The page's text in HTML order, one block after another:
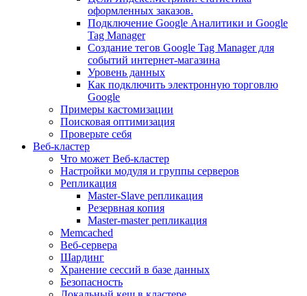
оформленных заказов.
Подключение Google Аналитики и Google
Tag Manager
Создание тегов Google Tag Manager для
событий интернет-магазина
Уровень данных
Как подключить электронную торговлю
Google
Примеры кастомизации
Поисковая оптимизация
Проверьте себя
Веб-кластер
Что может Веб-кластер
Настройки модуля и группы серверов
Репликация
Master-Slave репликация
Резервная копия
Master-master репликация
Memcached
Веб-сервера
Шардинг
Хранение сессий в базе данных
Безопасность